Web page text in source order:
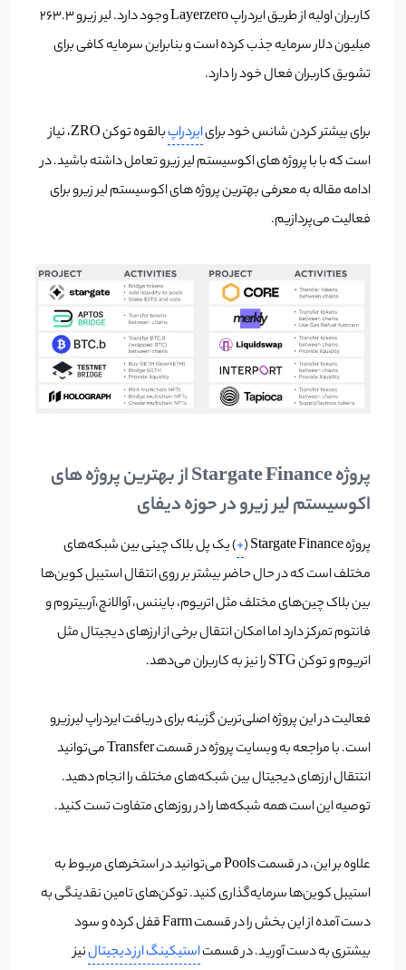
کاربران اولیه از طریق ایردراپ Layerzero وجود دارد. لیر زیرو 263.3
میلیون دلار سرمایه جذب کرده است و بنابراین سرمایه کافی برای
تشویق کاربران فعال خود را دارد.
برای بیشتر کردن شانس خود برایایردراپ
بالقوه توکن ZRO، نیاز
است که با با پروژه های اکوسیستم لیر زیرو تعامل داشته باشید. در
ادامه مقاله به معرفی بهترین پروژه های اکوسیستم لیر زیرو برای
فعالیت می‌پردازیم.
پروژه Stargate Finance از بهترین پروژه های
اکوسیستم لیر زیرو در حوزه دیفای
پروژه Stargate Finance ( +) یک پل بلاک چینی بین شبکه‌های
مختلف است که در حال حاضر بیشتر بر روی انتقال استیبل کوین‌ها
بین بلاک چین‌های مختلف مثل اتریوم، بایننس، آوالانچ،آربیتروم و
فانتوم تمرکز دارد اما امکان انتقال برخی از ارزهای دیجیتال مثل
اتریوم و توکن STG را نیز به کاربران می‌دهد.
فعالیت در این پروژه اصلی‌ترین گزینه برای دریافت ایردراپ لیرزیرو
است. با مراجعه به وبسایت پروژه در قسمت Transfer می‌توانید
انتتقال ارزهای دیجیتال بین شبکه‌های مختلف را انجام دهید.
توصیه این است همه شبکه‌ها را در روزهای متفاوت تست کنید.
علاوه بر این، در قسمت Pools می‌توانید در استخرهای مربوط به
استیبل کوین‌ها سرمایه‌گذاری کنید. توکن‌های تامین نقدینگی به
دست آمده از این بخش را در قسمت Farm قفل کرده و سود
بیشتری به دست آورید. در قسمتاستیکینگ ارز دیجیتالنیز